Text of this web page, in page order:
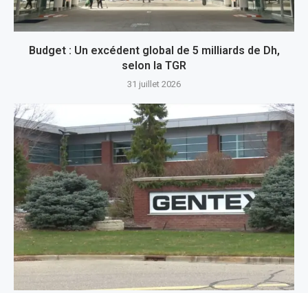
Budget : Un excédent global de 5 milliards de Dh,
selon la TGR
31 juillet 2026